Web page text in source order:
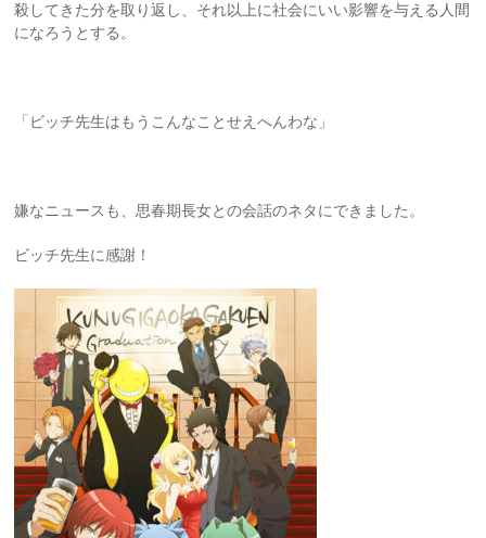
殺してきた分を取り返し、それ以上に社会にいい影響を与える人間
になろうとする。
「ビッチ先生はもうこんなことせえへんわな」
嫌なニュースも、思春期長女との会話のネタにできました。
ビッチ先生に感謝！